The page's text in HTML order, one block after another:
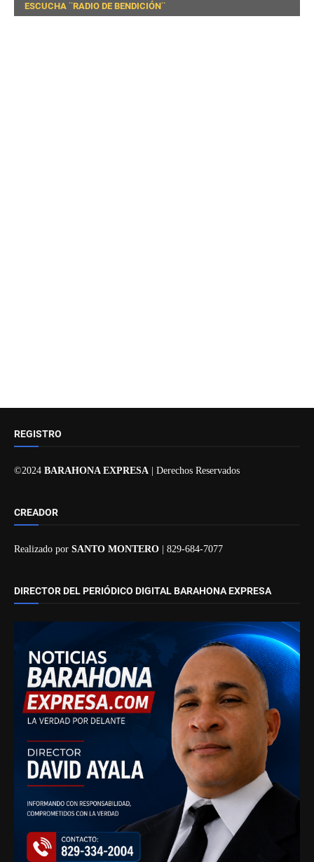
ESCUCHA ¨RADIO DE BENDICIÓN¨
REGISTRO
©2024 BARAHONA EXPRESA | Derechos Reservados
CREADOR
Realizado por SANTO MONTERO | 829-684-7077
DIRECTOR DEL PERIÓDICO DIGITAL BARAHONA EXPRESA